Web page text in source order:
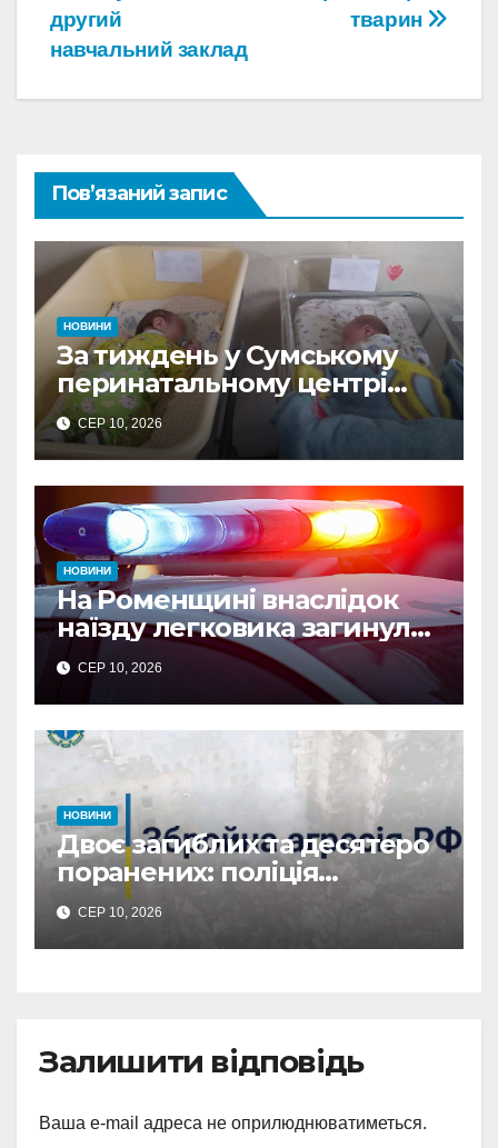
записів
тварин
другий
навчальний заклад
Пов’язаний запис
НОВИНИ
За тиждень у Сумському
перинатальному центрі
Пресвятої Діви Марії
народилося 15 дітей
СЕР 10, 2026
НОВИНИ
На Роменщині внаслідок
наїзду легковика загинула
літня жінка: водія
затримано
СЕР 10, 2026
НОВИНИ
Двоє загиблих та десятеро
поранених: поліція
Сумщини документує
наслідки масованих
ворожих обстрілів
СЕР 10, 2026
Залишити відповідь
Ваша e-mail адреса не оприлюднюватиметься.